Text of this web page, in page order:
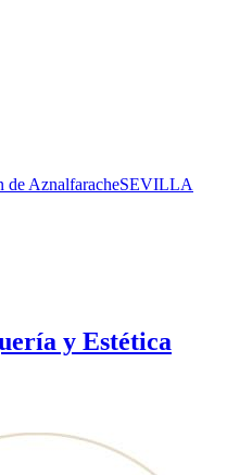
de AznalfaracheSEVILLA
y Estética